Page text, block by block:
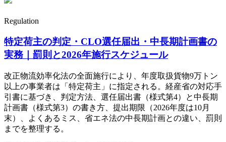
Regulation
特定荷主の判定・CLO選任届出・中長期計画書の
実務｜罰則と2026年施行スケジュール
改正物流効率化法の全面施行により、年度取扱貨物9万トン
以上の事業者は「特定荷主」に指定される。経産省の対応手
引書に基づき、判定方法、選任届出書（様式第4）と中長期
計画書（様式第3）の書き方、提出期限（2026年度は10月
末）、よくあるミス、省エネ法の中長期計画との違い、罰則
までを整理する。